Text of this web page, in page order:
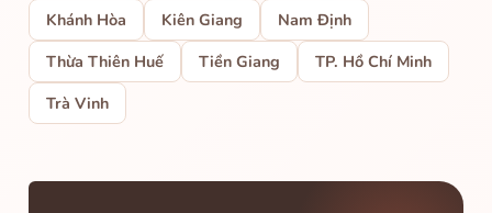
Khánh Hòa
Kiên Giang
Nam Định
Thừa Thiên Huế
Tiền Giang
TP. Hồ Chí Minh
Trà Vinh